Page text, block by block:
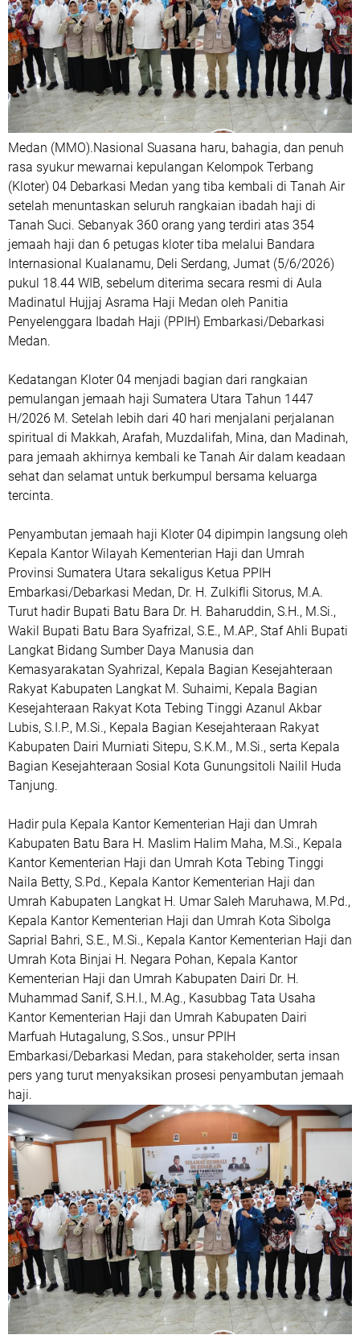
Medan (MMO).Nasional Suasana haru, bahagia, dan penuh
rasa syukur mewarnai kepulangan Kelompok Terbang
(Kloter) 04 Debarkasi Medan yang tiba kembali di Tanah Air
setelah menuntaskan seluruh rangkaian ibadah haji di
Tanah Suci. Sebanyak 360 orang yang terdiri atas 354
jemaah haji dan 6 petugas kloter tiba melalui Bandara
Internasional Kualanamu, Deli Serdang, Jumat (5/6/2026)
pukul 18.44 WIB, sebelum diterima secara resmi di Aula
Madinatul Hujjaj Asrama Haji Medan oleh Panitia
Penyelenggara Ibadah Haji (PPIH) Embarkasi/Debarkasi
Medan.
Kedatangan Kloter 04 menjadi bagian dari rangkaian
pemulangan jemaah haji Sumatera Utara Tahun 1447
H/2026 M. Setelah lebih dari 40 hari menjalani perjalanan
spiritual di Makkah, Arafah, Muzdalifah, Mina, dan Madinah,
para jemaah akhirnya kembali ke Tanah Air dalam keadaan
sehat dan selamat untuk berkumpul bersama keluarga
tercinta.
Penyambutan jemaah haji Kloter 04 dipimpin langsung oleh
Kepala Kantor Wilayah Kementerian Haji dan Umrah
Provinsi Sumatera Utara sekaligus Ketua PPIH
Embarkasi/Debarkasi Medan, Dr. H. Zulkifli Sitorus, M.A.
Turut hadir Bupati Batu Bara Dr. H. Baharuddin, S.H., M.Si.,
Wakil Bupati Batu Bara Syafrizal, S.E., M.AP., Staf Ahli Bupati
Langkat Bidang Sumber Daya Manusia dan
Kemasyarakatan Syahrizal, Kepala Bagian Kesejahteraan
Rakyat Kabupaten Langkat M. Suhaimi, Kepala Bagian
Kesejahteraan Rakyat Kota Tebing Tinggi Azanul Akbar
Lubis, S.I.P., M.Si., Kepala Bagian Kesejahteraan Rakyat
Kabupaten Dairi Murniati Sitepu, S.K.M., M.Si., serta Kepala
Bagian Kesejahteraan Sosial Kota Gunungsitoli Nailil Huda
Tanjung.
Hadir pula Kepala Kantor Kementerian Haji dan Umrah
Kabupaten Batu Bara H. Maslim Halim Maha, M.Si., Kepala
Kantor Kementerian Haji dan Umrah Kota Tebing Tinggi
Naila Betty, S.Pd., Kepala Kantor Kementerian Haji dan
Umrah Kabupaten Langkat H. Umar Saleh Maruhawa, M.Pd.,
Kepala Kantor Kementerian Haji dan Umrah Kota Sibolga
Saprial Bahri, S.E., M.Si., Kepala Kantor Kementerian Haji dan
Umrah Kota Binjai H. Negara Pohan, Kepala Kantor
Kementerian Haji dan Umrah Kabupaten Dairi Dr. H.
Muhammad Sanif, S.H.I., M.Ag., Kasubbag Tata Usaha
Kantor Kementerian Haji dan Umrah Kabupaten Dairi
Marfuah Hutagalung, S.Sos., unsur PPIH
Embarkasi/Debarkasi Medan, para stakeholder, serta insan
pers yang turut menyaksikan prosesi penyambutan jemaah
haji.